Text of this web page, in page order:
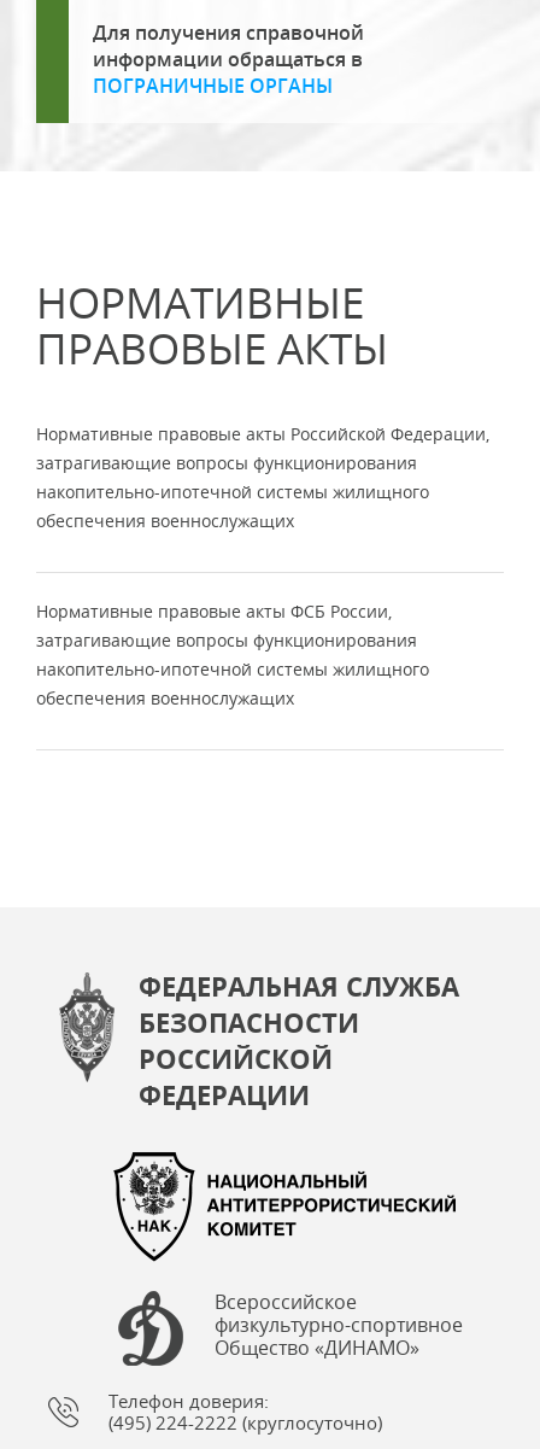
Для получения справочной
информации обращаться в
ПОГРАНИЧНЫЕ ОРГАНЫ
НОРМАТИВНЫЕ
ПРАВОВЫЕ АКТЫ
Нормативные правовые акты Российской Федерации,
затрагивающие вопросы функционирования
накопительно-ипотечной системы жилищного
обеспечения военнослужащих
Нормативные правовые акты ФСБ России,
затрагивающие вопросы функционирования
накопительно-ипотечной системы жилищного
обеспечения военнослужащих
ФЕДЕРАЛЬНАЯ СЛУЖБА
БЕЗОПАСНОСТИ
РОССИЙСКОЙ
ФЕДЕРАЦИИ
Всероссийское
физкультурно-спортивное
Общество «ДИНАМО»
Телефон доверия:
(495) 224-2222 (круглосуточно)